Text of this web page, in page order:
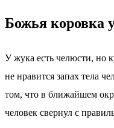
Божья коровка
У жука есть челюсти, но
не нравится запах тела
том, что в ближайшем
человек свернул с